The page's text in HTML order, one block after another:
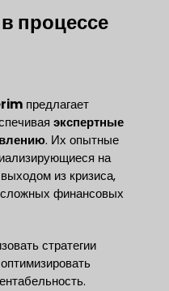
процессе
предлагает
экспертные
. Их опытные
на
из кризиса,
финансовых
стратегии